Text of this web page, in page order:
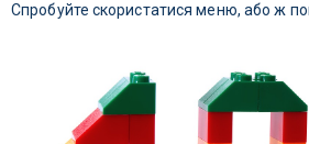
Спробуйте скористатися меню, або ж